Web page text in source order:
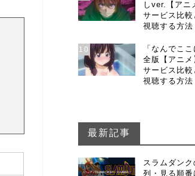
しver.【アニ
サービス比
視聴する方法
10
「なんでこ
全版【アニ
サービス比
視聴する方法
最新記事
スラムダン
列・見る順番